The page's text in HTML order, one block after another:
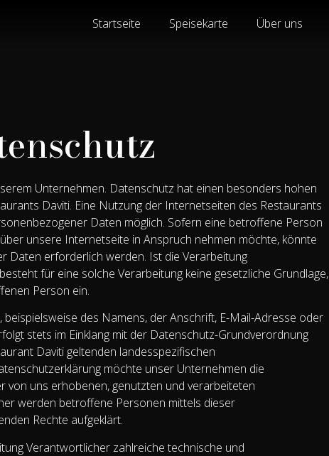
Startseite Speisekarte Über uns
Unternehmen. Datenschutz hat einen besonders hohen
Daviti. Eine Nutzung der Internetseiten des Restaurants
Daten möglich. Sofern eine betroffene Person
unsere Internetseite in Anspruch nehmen möchte, könnte
Daten erforderlich werden. Ist die Verarbeitung
für eine solche Verarbeitung keine gesetzliche Grundlage,
Person ein.
des Namens, der Anschrift, E-Mail-Adresse oder
stets im Einklang mit der Datenschutz-Grundverordnung
Daviti geltenden landesspezifischen
möchte unser Unternehmen die
von uns erhobenen, genutzten und verarbeiteten
werden betroffene Personen mittels dieser
Rechte aufgeklärt.
Verantwortlicher zahlreiche technische und